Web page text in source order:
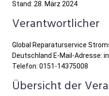
Stand: 28. März 2024
Verantwortlicher
Global Reparaturservice
Deutschland E-Mail-Adresse:
Telefon: 0151-14375008
Übersicht der